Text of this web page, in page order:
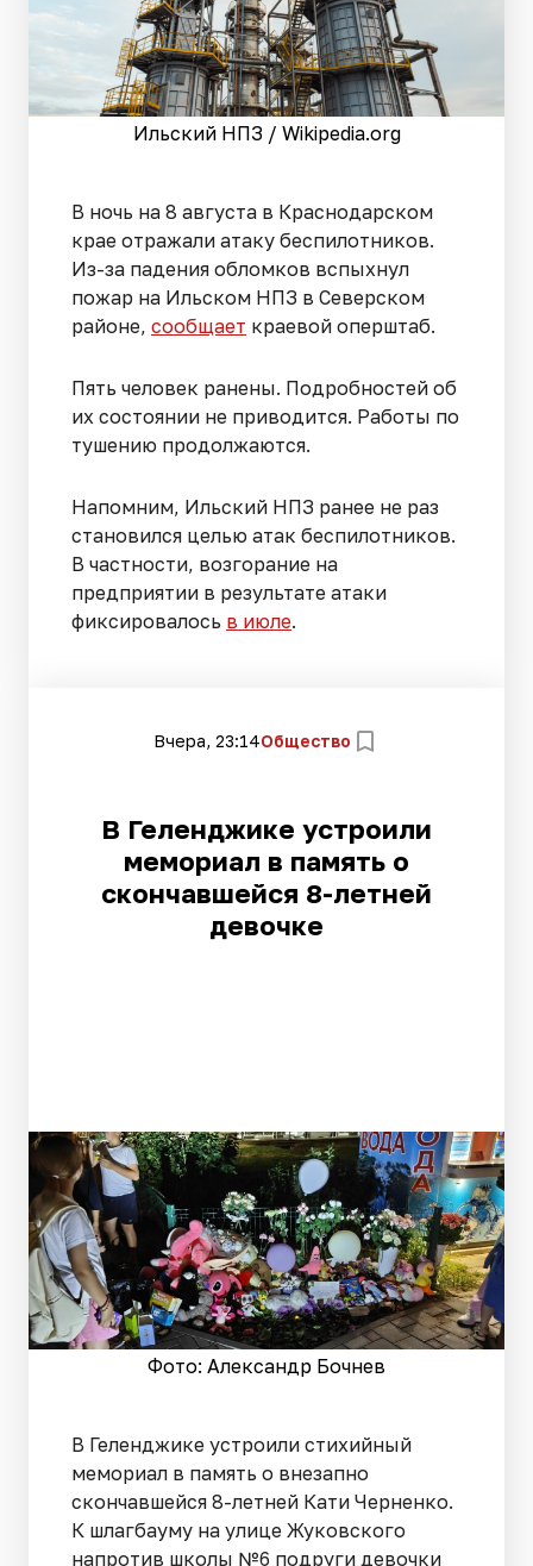
Ильский НПЗ / Wikipedia.org
В ночь на 8 августа в Краснодарском
крае отражали атаку беспилотников.
Из-за падения обломков вспыхнул
пожар на Ильском НПЗ в Северском
районе, сообщает краевой оперштаб.
Пять человек ранены. Подробностей об
их состоянии не приводится. Работы по
тушению продолжаются.
Напомним, Ильский НПЗ ранее не раз
становился целью атак беспилотников.
В частности, возгорание на
предприятии в результате атаки
фиксировалось в июле.
Вчера, 23:14Общество
В Геленджике устроили
мемориал в память о
скончавшейся 8-летней
девочке
Фото: Александр Бочнев
В Геленджике устроили стихийный
мемориал в память о внезапно
скончавшейся 8-летней Кати Черненко.
К шлагбауму на улице Жуковского
напротив школы №6 подруги девочки